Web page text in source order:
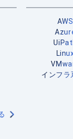
AWS
インフラ